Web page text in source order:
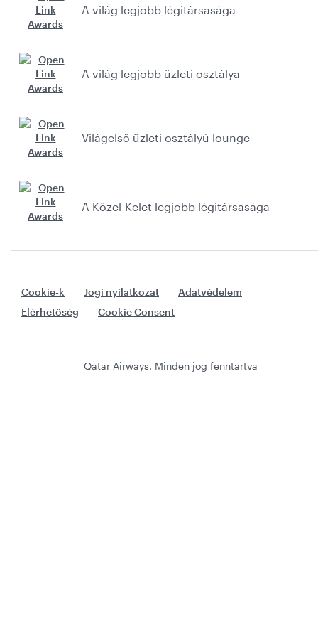
A világ legjobb légitársasága
A világ legjobb üzleti osztálya
Világelső üzleti osztályú lounge
A Közel-Kelet legjobb légitársasága
Cookie-k Jogi nyilatkozat
Adatvédelem
Elérhetőség
Cookie Consent
Qatar Airways. Minden jog fenntartva